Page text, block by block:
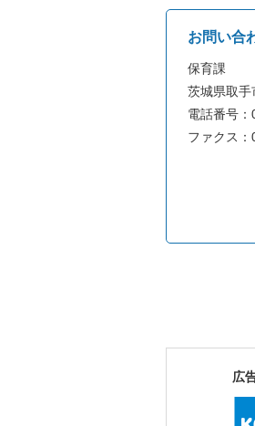
お問い合
保育課
茨城県取手
電話番号：
ファクス
広